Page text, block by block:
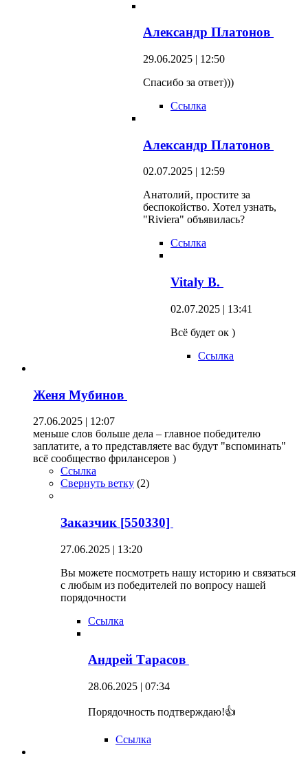
Александр Платонов
29.06.2025 | 12:50
Спасибо за ответ)))
Ссылка
Александр Платонов
02.07.2025 | 12:59
Анатолий, простите за
беспокойство. Хотел узнать,
"Riviera" объявилась?
Ссылка
Vitaly B.
02.07.2025 | 13:41
Всё будет ок )
Ссылка
Женя Мубинов
27.06.2025 | 12:07
меньше слов больше дела – главное победителю
заплатите, а то представляете вас будут "вспоминать"
всё сообщество фрилансеров )
Ссылка
Свернуть ветку (2)
Заказчик [550330]
27.06.2025 | 13:20
Вы можете посмотреть нашу историю и связаться
с любым из победителей по вопросу нашей
порядочности
Ссылка
Андрей Тарасов
28.06.2025 | 07:34
Порядочность подтверждаю!👍
Ссылка